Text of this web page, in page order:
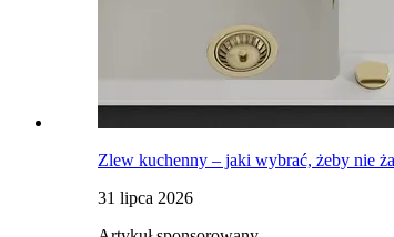
Zlew kuchenny – jaki wybrać, żeby nie
31 lipca 2026